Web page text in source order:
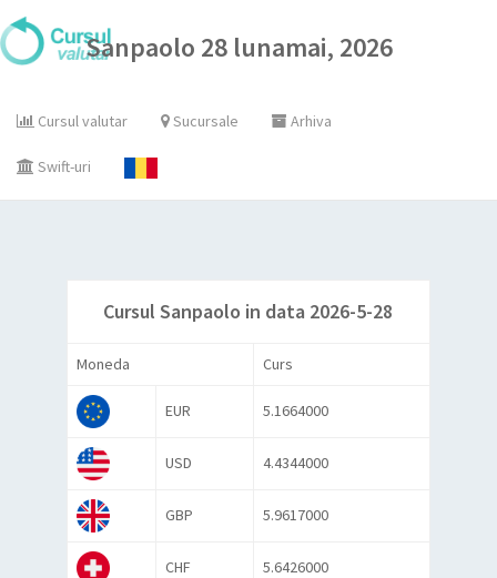
Sanpaolo 28 lunamai, 2026
Cursul valutar Sucursale Arhiva
Swift-uri
Cursul Sanpaolo in data 2026-5-28
Moneda Curs
EUR 5.1664000
USD 4.4344000
GBP 5.9617000
CHF 5.6426000